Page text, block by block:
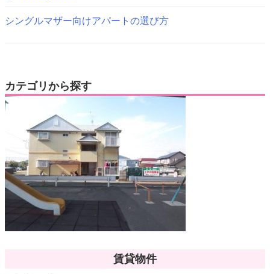
シングルマザー向けアパートの選び方
カテゴリから探す
賃貸物件